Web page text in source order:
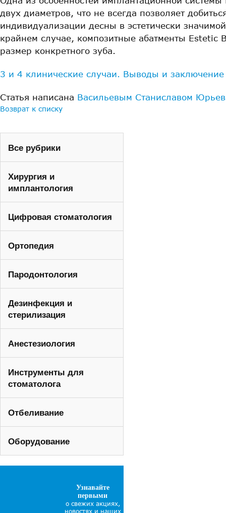
двух диаметров, что не всегда позволяет
индивидуализации десны в эстетически
крайнем случае, композитные абатменты Estetic
размер конкретного зуба.
3 и 4 клинические случаи. Выводы и
Статья написана Васильевым Станиславом
Возврат к списку
Все рубрики
Хирургия и
имплантология
Цифровая стоматология
Ортопедия
Пародонтология
Дезинфекция и
стерилизация
Анестезиология
Инструменты для
стоматолога
Отбеливание
Оборудование
Узнавайте
первыми
о свежих акциях,
новостях и наших